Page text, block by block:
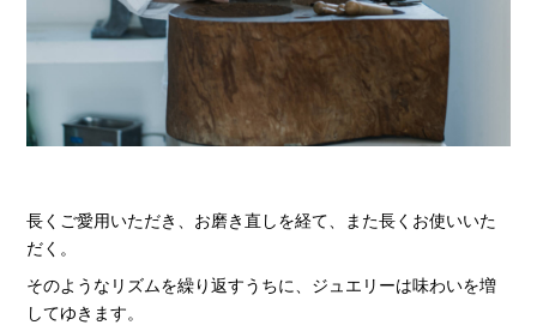
長くご愛用いただき、お磨き直しを経て、また長くお使いいた
だく。
そのようなリズムを繰り返すうちに、ジュエリーは味わいを増
してゆきます。